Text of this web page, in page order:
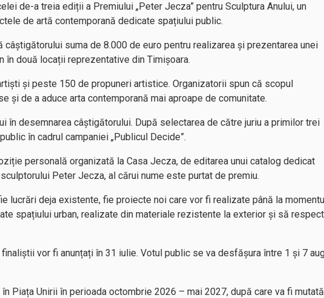
de-a treia ediții a Premiului „Peter Jecza” pentru Sculptura Anului, un
de artă contemporană dedicate spațiului public.
suma de 8.000 de euro pentru realizarea și prezentarea unei
în două locații reprezentative din Timișoara.
și peste 150 de propuneri artistice. Organizatorii spun că scopul
și de a aduce arta contemporană mai aproape de comunitate.
în desemnarea câștigătorului. După selectarea de către juriu a primilor trei
în cadrul campaniei „Publicul Decide”.
personală organizată la Casa Jecza, de editarea unui catalog dedicat
Peter Jecza, al cărui nume este purtat de premiu.
lucrări deja existente, fie proiecte noi care vor fi realizate până la
spațiului urban, realizate din materiale rezistente la exterior și să
vor fi anunțați în 31 iulie. Votul public se va desfășura între 1 și 7
Piața Unirii în perioada octombrie 2026 – mai 2027, după care va fi